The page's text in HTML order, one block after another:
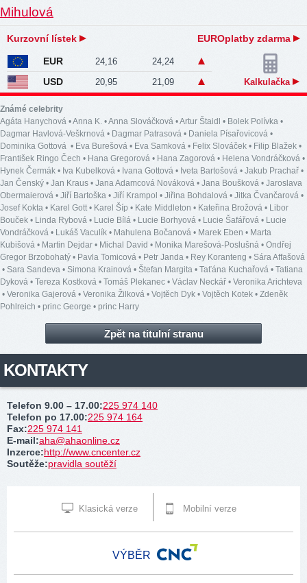
Kurzovní lístek EUROplatby zdarma
EUR 24,16 24,24
USD 20,95 21,09 Kalkulačka
Známé celebrity
Agáta Hanychová •Anna K. •Anna Slováčková •Artur Štaidl • Bolek Polívka •
Dagmar Havlová-Veškrnová • Dagmar Patrasová • Daniela Písařovicová •
Dominika Gottová • Eva Burešová • Eva Samková • Felix Slováček • Filip Blažek •
František Ringo Čech • Hana Gregorová • Hana Zagorová • Helena Vondráčková •
Hynek Čermák • Iva Kubelková • Ivana Gottová • Iveta Bartošová • Jakub Prachař •
Jan Čenský • Jan Kraus • Jana Adamcová Nováková • Jana Boušková • Jaroslava
Obermaierová • Jiří Bartoška • Jiří Krampol • Jiřina Bohdalová • Jitka Čvančarová •
Josef Kokta • Karel Gott • Karel Šíp • Kate Middleton • Kateřina Brožová • Libor
Bouček • Linda Rybová • Lucie Bílá • Lucie Borhyová • Lucie Šafářová • Lucie
Vondráčková • Lukáš Vaculík • Mahulena Bočanová • Marek Eben • Marta
Kubišová • Martin Dejdar • Michal David • Monika Marešová-Poslušná • Ondřej
Gregor Brzobohatý • Pavla Tomicová • Petr Janda • Rey Koranteng • Sára Affašová
• Sara Sandeva • Simona Krainová • Štefan Margita • Taťána Kuchařová • Tatiana
Dyková • Tereza Kostková • Tomáš Plekanec • Václav Neckář • Veronika Arichteva
• Veronika Gajerová • Veronika Žilková • Vojtěch Dyk • Vojtěch Kotek • Zdeněk
Pohlreich • princ George • princ Harry
Zpět na titulní stranu
KONTAKTY
Telefon 9.00 – 17.00:225 974 140
Telefon po 17.00:225 974 164
Fax:225 974 141
E-mail:aha@ahaonline.cz
Inzerce:http://www.cncenter.cz
Soutěže:pravidla soutěží
Klasická verze Mobilní verze
VÝBĚR